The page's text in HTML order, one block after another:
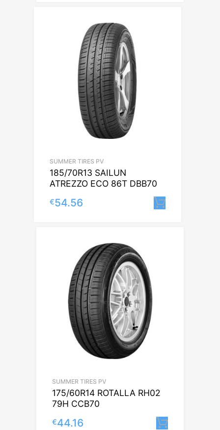
SUMMER TIRES PV
185/70R13 SAILUN
ATREZZO ECO 86T DBB70
€54.56
SUMMER TIRES PV
175/60R14 ROTALLA RH02
79H CCB70
€44.16